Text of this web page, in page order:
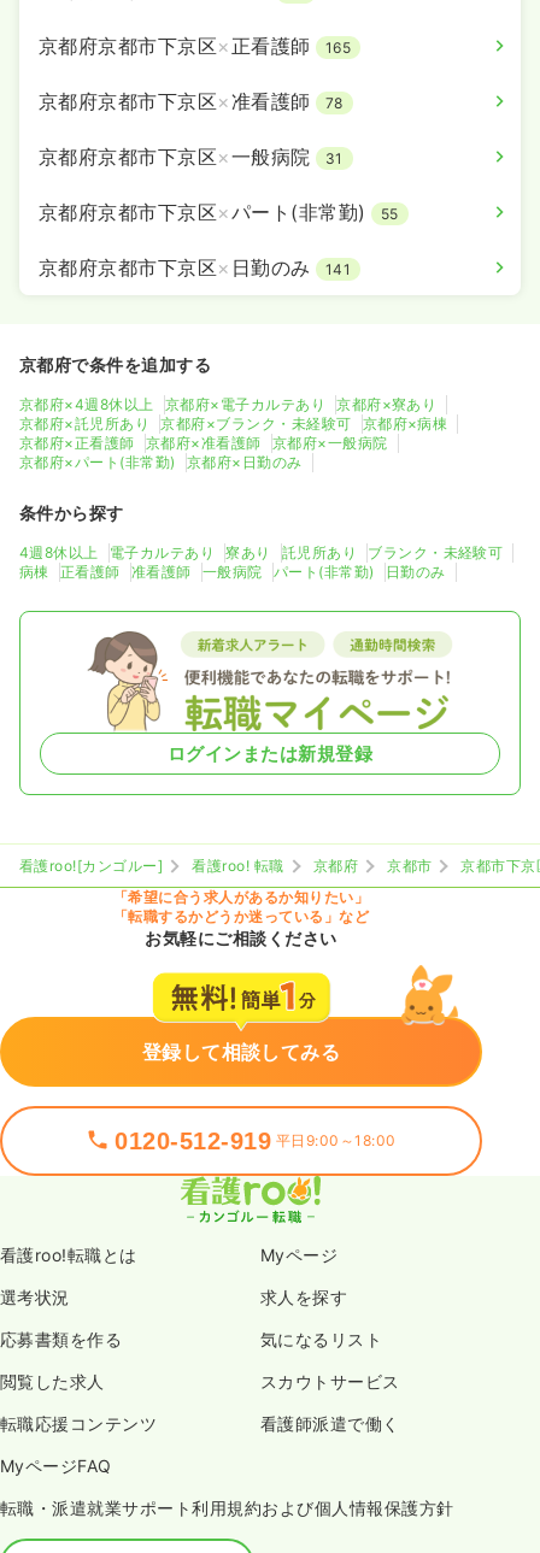
京都府京都市下京区× 正看護師 165
京都府京都市下京区×准看護師 78
京都府京都市下京区×一般病院 31
京都府京都市下京区×パート(非常勤) 55
京都府京都市下京区× 日勤のみ 141
京都府で条件を追加する
京都府×4週8休以上 京都府×電子カルテあり
京都府×寮あり
京都府×託児所あり
京都府×ブランク・未経験可
京都府×病棟
京都府×正看護師
京都府×准看護師
京都府×一般病院
京都府×パート(非常勤)
京都府×日勤のみ
条件から探す
4週8休以上 電子カルテあり 寮あり 託児所あり
ブランク・未経験可
病棟
正看護師 准看護師 一般病院 パート(非常勤) 日勤のみ
ログインまたは新規登録
看護roo![カンゴルー] 看護roo! 転職 京都府 京都市
京都市下京
「希望に合う求人があるか知りたい」
「転職するかどうか迷っている」など
お気軽にご相談ください
登録して相談してみる
0120-512-919 平日9:00～18:00
看護roo!転職とは Myページ
選考状況 求人を探す
応募書類を作る 気になるリスト
閲覧した求人 スカウトサービス
転職応援コンテンツ 看護師派遣で働く
MyページFAQ
転職・派遣就業サポート利用規約および個人情報保護方針